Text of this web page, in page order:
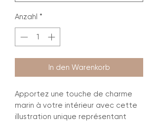
Anzahl *
In den Warenkorb
Apportez une touche de charme
marin à votre intérieur avec cette
illustration unique représentant